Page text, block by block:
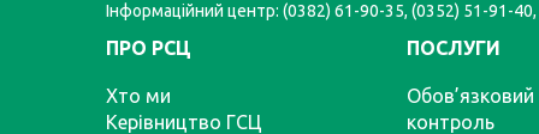
Інформаційний центр: (0382) 61-90-35, (0352) 51-91-
ПРО РСЦ
Хто ми
Керівництво ГСЦ
ПОСЛУГИ
Обов’язковий
контроль